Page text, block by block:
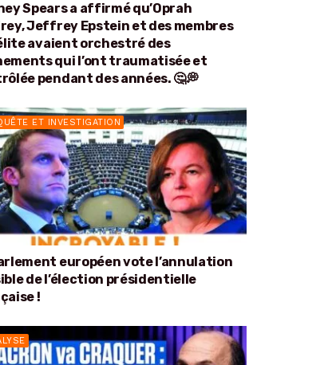
Spears a affirmé qu’Oprah
Jeffrey Epstein et des membres
avaient orchestré des
qui l’ont traumatisée et
pendant des années. 🤔💭
ET INVESTIGATION
européen vote l’annulation
de l’élection présidentielle
!